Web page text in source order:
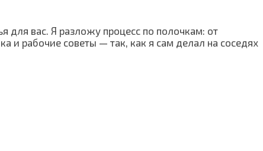
для вас. Я разложу процесс по полочкам: от
и рабочие советы — так, как я сам делал на соседях